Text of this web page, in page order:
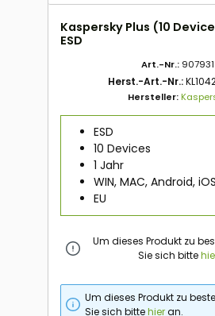
Kaspersky Plus (10
ESD
Art.-Nr.: 907931
Herst.-Art.-Nr.:
Hersteller:
ESD
10 Devices
1 Jahr
WIN, MAC, Android, iOS
EU
Um dieses Produkt zu
Sie sich bitte
Um dieses Produkt zu
Sie sich bittehieran.